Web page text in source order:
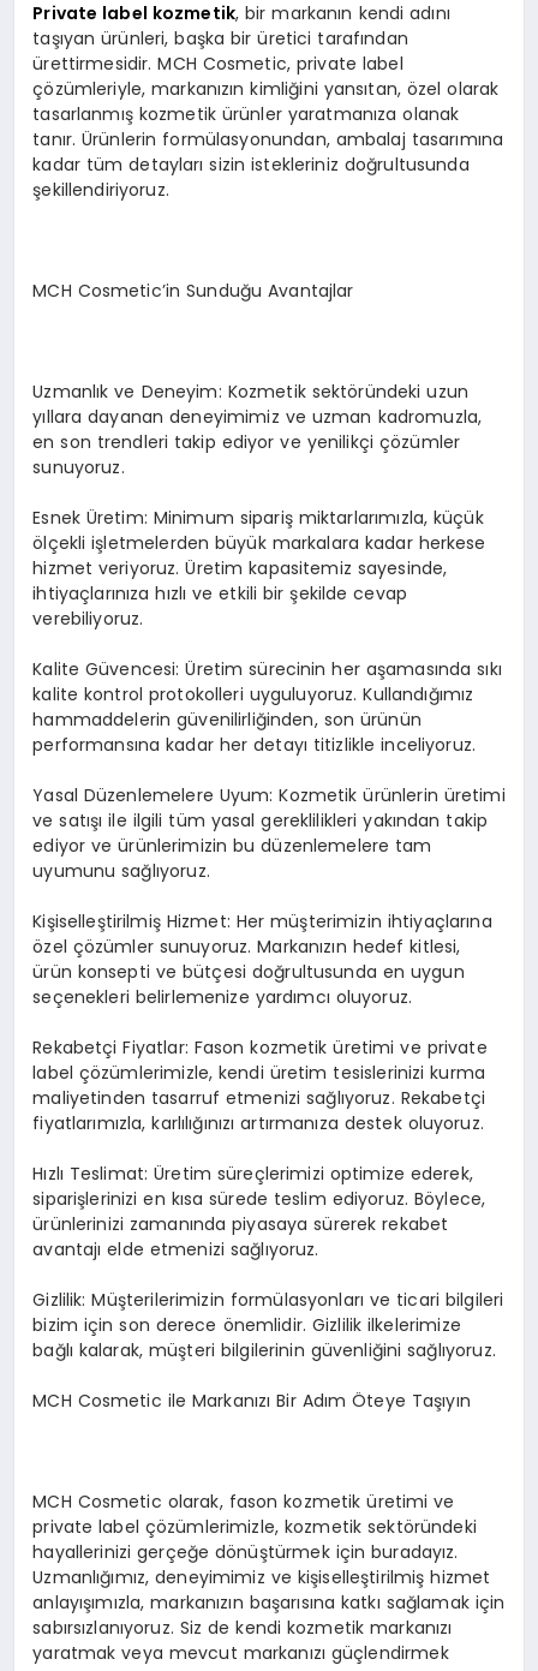
Private label kozmetik, bir markanın kendi adını
taşıyan ürünleri, başka bir üretici tarafından
ürettirmesidir. MCH Cosmetic, private label
çözümleriyle, markanızın kimliğini yansıtan, özel olarak
tasarlanmış kozmetik ürünler yaratmanıza olanak
tanır. Ürünlerin formülasyonundan, ambalaj tasarımına
kadar tüm detayları sizin istekleriniz doğrultusunda
şekillendiriyoruz.
MCH Cosmetic’in Sunduğu Avantajlar
Uzmanlık ve Deneyim: Kozmetik sektöründeki uzun
yıllara dayanan deneyimimiz ve uzman kadromuzla,
en son trendleri takip ediyor ve yenilikçi çözümler
sunuyoruz.
Esnek Üretim: Minimum sipariş miktarlarımızla, küçük
ölçekli işletmelerden büyük markalara kadar herkese
hizmet veriyoruz. Üretim kapasitemiz sayesinde,
ihtiyaçlarınıza hızlı ve etkili bir şekilde cevap
verebiliyoruz.
Kalite Güvencesi: Üretim sürecinin her aşamasında sıkı
kalite kontrol protokolleri uyguluyoruz. Kullandığımız
hammaddelerin güvenilirliğinden, son ürünün
performansına kadar her detayı titizlikle inceliyoruz.
Yasal Düzenlemelere Uyum: Kozmetik ürünlerin üretimi
ve satışı ile ilgili tüm yasal gereklilikleri yakından takip
ediyor ve ürünlerimizin bu düzenlemelere tam
uyumunu sağlıyoruz.
Kişiselleştirilmiş Hizmet: Her müşterimizin ihtiyaçlarına
özel çözümler sunuyoruz. Markanızın hedef kitlesi,
ürün konsepti ve bütçesi doğrultusunda en uygun
seçenekleri belirlemenize yardımcı oluyoruz.
Rekabetçi Fiyatlar: Fason kozmetik üretimi ve private
label çözümlerimizle, kendi üretim tesislerinizi kurma
maliyetinden tasarruf etmenizi sağlıyoruz. Rekabetçi
fiyatlarımızla, karlılığınızı artırmanıza destek oluyoruz.
Hızlı Teslimat: Üretim süreçlerimizi optimize ederek,
siparişlerinizi en kısa sürede teslim ediyoruz. Böylece,
ürünlerinizi zamanında piyasaya sürerek rekabet
avantajı elde etmenizi sağlıyoruz.
Gizlilik: Müşterilerimizin formülasyonları ve ticari bilgileri
bizim için son derece önemlidir. Gizlilik ilkelerimize
bağlı kalarak, müşteri bilgilerinin güvenliğini sağlıyoruz.
MCH Cosmetic ile Markanızı Bir Adım Öteye Taşıyın
MCH Cosmetic olarak, fason kozmetik üretimi ve
private label çözümlerimizle, kozmetik sektöründeki
hayallerinizi gerçeğe dönüştürmek için buradayız.
Uzmanlığımız, deneyimimiz ve kişiselleştirilmiş hizmet
anlayışımızla, markanızın başarısına katkı sağlamak için
sabırsızlanıyoruz. Siz de kendi kozmetik markanızı
yaratmak veya mevcut markanızı güçlendirmek